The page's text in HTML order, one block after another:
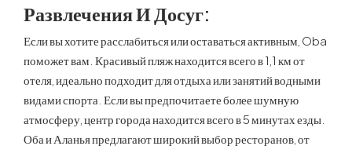
Развлечения И Досуг:
Если вы хотите расслабиться или оставаться активным, Oba
поможет вам. Красивый пляж находится всего в 1,1 км от
отеля, идеально подходит для отдыха или занятий водными
видами спорта. Если вы предпочитаете более шумную
атмосферу, центр города находится всего в 5 минутах езды.
Оба и Аланья предлагают широкий выбор ресторанов, от